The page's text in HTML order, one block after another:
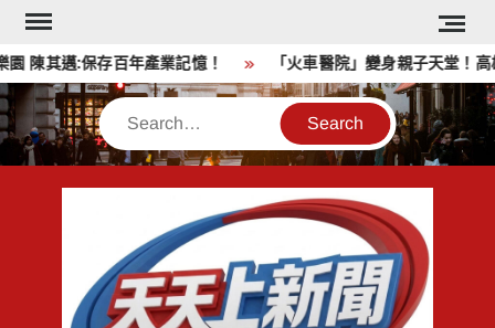
Skip
content
其邁:保存百年產業記憶！ 「火車醫院」變身親子天堂！高雄
Search